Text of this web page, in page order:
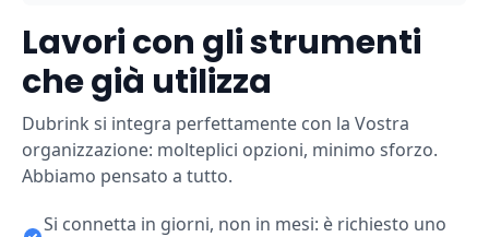
Lavori con gli strumenti
che già utilizza
Dubrink si integra perfettamente con la Vostra
organizzazione: molteplici opzioni, minimo sforzo.
Abbiamo pensato a tutto.
Si connetta in giorni, non in mesi: è richiesto uno